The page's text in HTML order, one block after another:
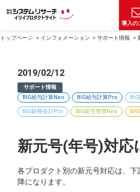
導入の
トップページ インフォメーション サポート情報
2019/02/12
サポート情報
BIG給与計算Neo
BIG給与計算Pro
BIG財務会計Pro BIG販売管理Neo
新元号(年号)対応
各プロダクト別の新元号対応は、
降になります。